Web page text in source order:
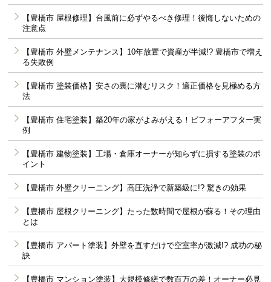
【豊橋市 屋根修理】台風前に必ずやるべき修理！後悔しないための
注意点
【豊橋市 外壁メンテナンス】10年放置で資産が半減!? 豊橋市で増え
る失敗例
【豊橋市 塗装価格】安さの裏に潜むリスク！適正価格を見極める方
法
【豊橋市 住宅塗装】築20年の家がよみがえる！ビフォーアフター実
例
【豊橋市 建物塗装】工場・倉庫オーナーが知らずに損する塗装のポ
イント
【豊橋市 外壁クリーニング】高圧洗浄で新築級に!? 驚きの効果
【豊橋市 屋根クリーニング】たった数時間で屋根が蘇る！その理由
とは
【豊橋市 アパート塗装】外壁を直すだけで空室率が激減!? 成功の秘
訣
【豊橋市 マンション塗装】大規模修繕で数百万の差！オーナー必見